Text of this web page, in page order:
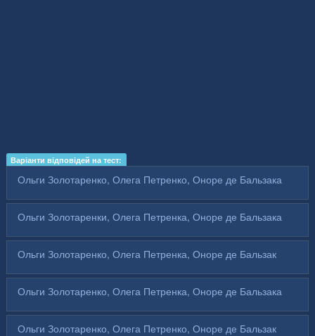
Варіанти відповідей на тест:
Ольги Золотаренко, Олега Петренко, Оноре де Бальзака
Ольги Золотаренки, Олега Петренка, Оноре де Бальзака
Ольги Золотаренко, Олега Петренка, Оноре де Бальзак
Ольги Золотаренко, Олега Петренка, Оноре де Бальзака
Ольги Золотаренко, Олега Петренко, Оноре де Бальзак